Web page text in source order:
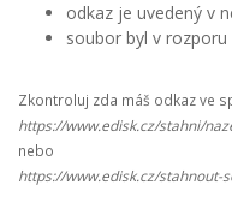
odkaz je uvedený v
soubor byl v rozporu
Zkontroluj zda máš odkaz ve
https://www.edisk.cz/stahni/
nebo
https://www.edisk.cz/stahnout-